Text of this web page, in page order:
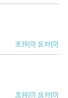
支持[0] 反对[0]
支持[0] 反对[0]